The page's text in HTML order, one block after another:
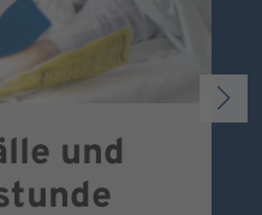
und